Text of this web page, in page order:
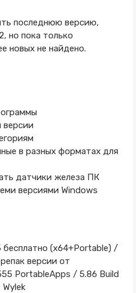
последнюю версию,
но пока только
новых не найдено.
версии
в разных форматах для
датчики железа ПК
версиями Windows
бесплатно (x64+Portable) /
версии от
PortableApps / 5.86 Build